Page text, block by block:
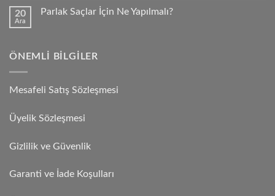
20
Ara
Parlak Saçlar İçin Ne Yapılmalı?
ÖNEMLI BILGILER
Mesafeli Satış Sözleşmesi
Üyelik Sözleşmesi
Gizlilik ve Güvenlik
Garanti ve İade Koşulları